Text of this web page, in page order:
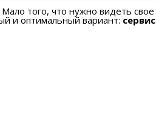
того, что нужно видеть свое
и оптимальный вариант: сервис